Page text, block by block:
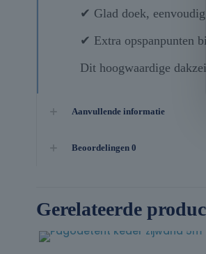
✔ Glad doek,
✔ Extra opspanpunten
Dit hoogwaardige
Aanvullende informatie
Beoordelingen 0
Gerelateerde